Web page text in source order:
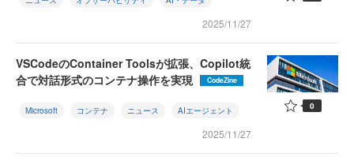
2025/11/27
VSCodeのContainer Toolsが拡張、Copilot統
合で対話形式のコンテナ操作を実現
CodeZine
Microsoft コンテナ ニュース AIエージェント
2025/11/27
0